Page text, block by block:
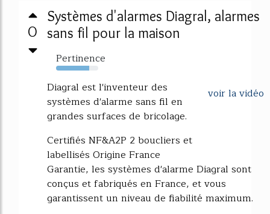
0
Systèmes d'alarmes Diagral, alarmes
sans fil pour la maison
Pertinence
78%
voir la vidéo
Diagral est l'inventeur des
systèmes d'alarme sans fil en
grandes surfaces de bricolage.
Certifiés NF&A2P 2 boucliers et
labellisés Origine France
Garantie, les systèmes d'alarme Diagral sont
conçus et fabriqués en France, et vous
garantissent un niveau de fiabilité maximum.